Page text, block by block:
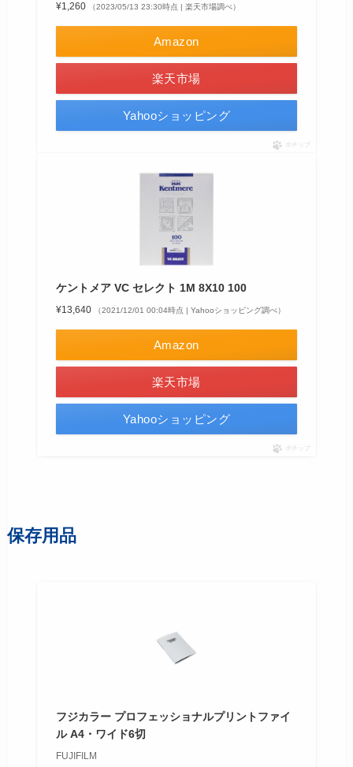
¥1,260
（2023/05/13 23:30時点 | 楽天市場調べ）
Amazon
楽天市場
Yahooショッピング
ポチップ
ケントメア VC セレクト 1M 8X10 100
¥13,640 （2021/12/01 00:04時点 | Yahooショッピング調べ）
Amazon
楽天市場
Yahooショッピング
ポチップ
保存用品
フジカラー プロフェッショナルプリントファイ
ル A4・ワイド6切
FUJIFILM